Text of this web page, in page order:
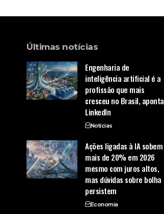
Últimas notícias
Engenharia de
inteligência artificial é a
profissão que mais
cresceu no Brasil, aponta
LinkedIn
Notícias
Ações ligadas à IA sobem
mais de 20% em 2026
mesmo com juros altos,
mas dúvidas sobre bolha
persistem
Economia